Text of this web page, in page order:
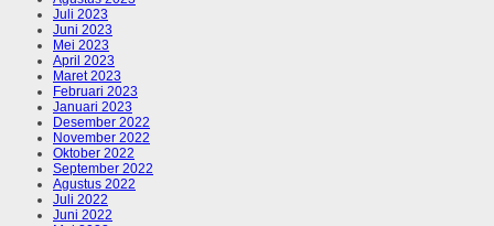
Juli 2023
Juni 2023
Mei 2023
April 2023
Maret 2023
Februari 2023
Januari 2023
Desember 2022
November 2022
Oktober 2022
September 2022
Agustus 2022
Juli 2022
Juni 2022